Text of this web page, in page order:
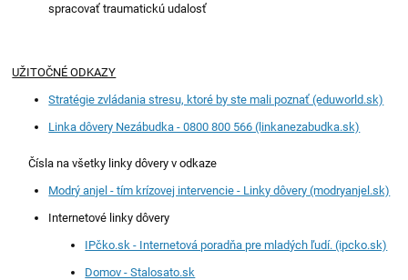
spracovať traumatickú udalosť
UŽITOČNÉ ODKAZY
Stratégie zvládania stresu, ktoré by ste mali poznať (eduworld.sk)
Linka dôvery Nezábudka - 0800 800 566 (linkanezabudka.sk)
Čísla na všetky linky dôvery v odkaze
Modrý anjel - tím krízovej intervencie - Linky dôvery (modryanjel.sk)
Internetové linky dôvery
IPčko.sk - Internetová poradňa pre mladých ľudí. (ipcko.sk)
Domov - Stalosato.sk